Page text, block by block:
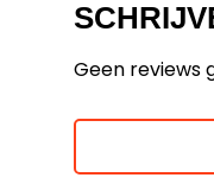
Geen reviews